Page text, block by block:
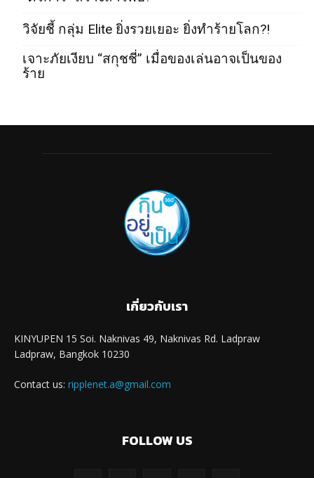
วิจัยชี้ กลุ่ม Elite ยิ่งรวยเยอะ ยิ่งทำร้ายโลก?!
เจาะภัยเงียบ “สกุชชี่” เมื่อของเล่นอาจเป็นของ
ร้าย
เกี่ยวกับเรา
KINYUPEN 15 Soi. Naknivas 49, Naknivas Rd. Ladpraw
Ladpraw, Bangkok 10230
Contact us: ripplenet.a@gmail.com
FOLLOW US